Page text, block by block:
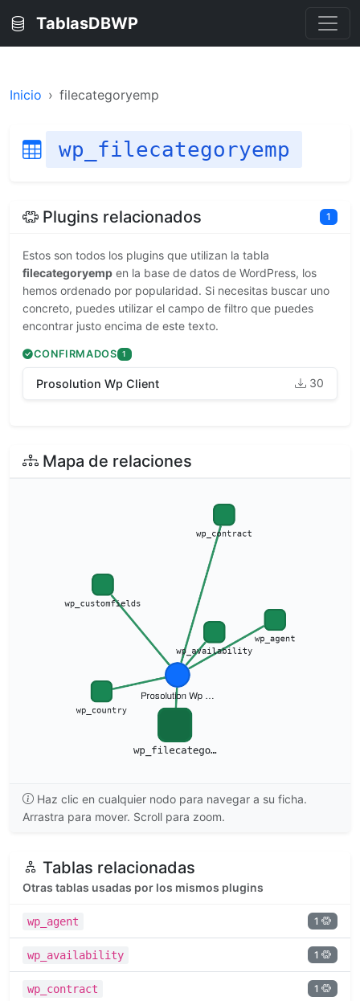
TablasDBWP
Inicio filecategoryemp
wp_filecategoryemp
Plugins relacionados 1
Estos son todos los plugins que utilizan la tabla
filecategoryemp en la base de datos de WordPress, los
hemos ordenado por popularidad. Si necesitas buscar uno
concreto, puedes utilizar el campo de filtro que puedes
encontrar justo encima de este texto.
CONFIRMADOS 1
Prosolution Wp Client 30
Mapa de relaciones
Haz clic en cualquier nodo para navegar a su ficha.
Arrastra para mover. Scroll para zoom.
Tablas relacionadas
Otras tablas usadas por los mismos plugins
wp_agent 1
wp_availability 1
wp_contract 1